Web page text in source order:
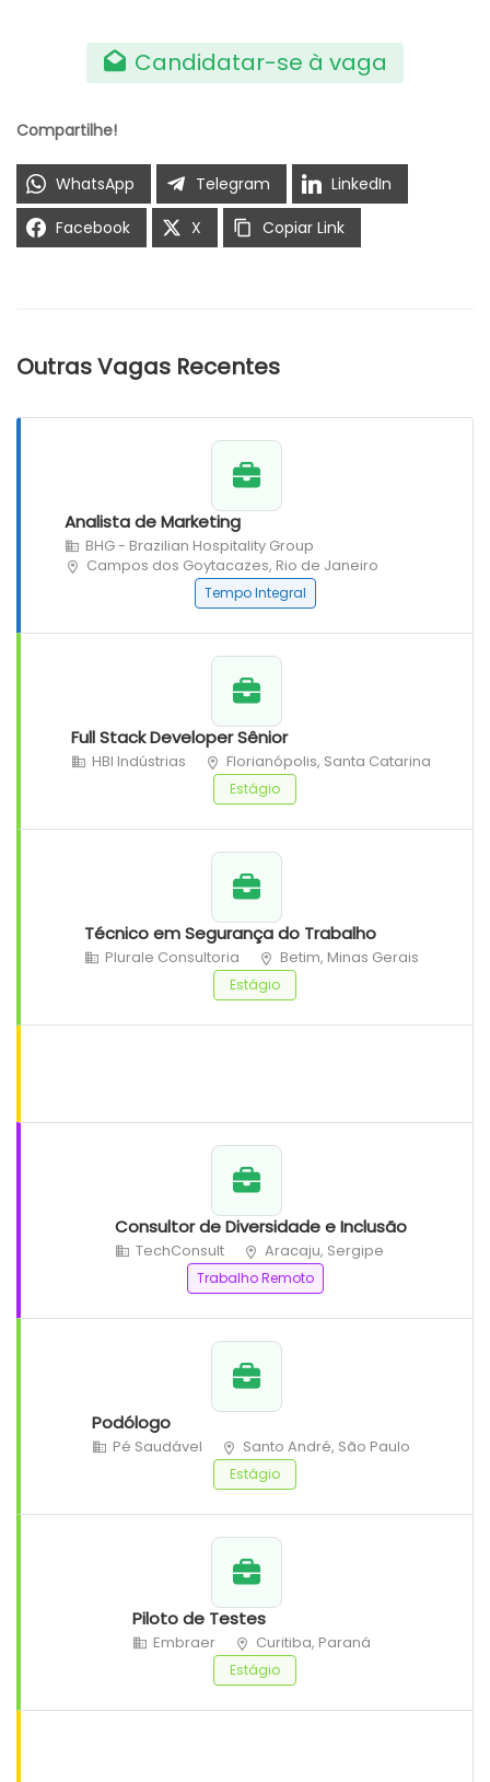
Candidatar-se à vaga
Compartilhe!
WhatsApp Telegram
LinkedIn
Facebook
X Copiar Link
Outras Vagas Recentes
Analista de Marketing
BHG - Brazilian Hospitality Group
Campos dos Goytacazes, Rio de Janeiro
Tempo Integral
Full Stack Developer Sênior
HBI Indústrias Florianópolis, Santa Catarina
Estágio
Técnico em Segurança do Trabalho
Plurale Consultoria Betim, Minas Gerais
Estágio
Consultor de Diversidade e Inclusão
TechConsult Aracaju, Sergipe
Trabalho Remoto
Podólogo
Pé Saudável Santo André, São Paulo
Estágio
Piloto de Testes
Embraer Curitiba, Paraná
Estágio